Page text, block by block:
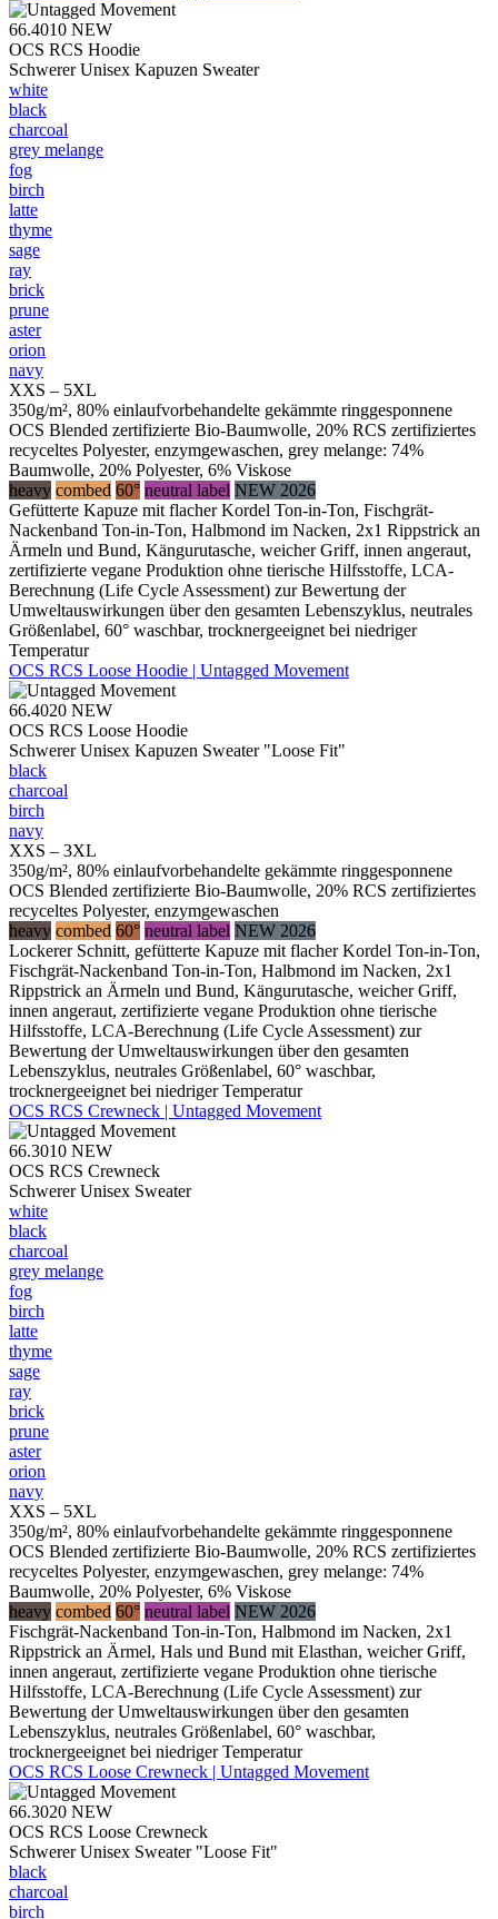
66.4010 NEW
OCS RCS Hoodie
Schwerer Unisex Kapuzen Sweater
white
black
charcoal
grey melange
fog
birch
latte
thyme
sage
ray
brick
prune
aster
orion
navy
XXS – 5XL
350g/m², 80% einlaufvorbehandelte gekämmte ringgesponnene
OCS Blended zertifizierte Bio-Baumwolle, 20% RCS zertifiziertes
recyceltes Polyester, enzymgewaschen, grey melange: 74%
Baumwolle, 20% Polyester, 6% Viskose
heavy combed 60° neutral label NEW 2026
Gefütterte Kapuze mit flacher Kordel Ton-in-Ton, Fischgrät-
Nackenband Ton-in-Ton, Halbmond im Nacken, 2x1 Rippstrick an
Ärmeln und Bund, Kängurutasche, weicher Griff, innen angeraut,
zertifizierte vegane Produktion ohne tierische Hilfsstoffe, LCA-
Berechnung (Life Cycle Assessment) zur Bewertung der
Umweltauswirkungen über den gesamten Lebenszyklus, neutrales
Größenlabel, 60° waschbar, trocknergeeignet bei niedriger
Temperatur
OCS RCS Loose Hoodie | Untagged Movement
66.4020 NEW
OCS RCS Loose Hoodie
Schwerer Unisex Kapuzen Sweater "Loose Fit"
black
charcoal
birch
navy
XXS – 3XL
350g/m², 80% einlaufvorbehandelte gekämmte ringgesponnene
OCS Blended zertifizierte Bio-Baumwolle, 20% RCS zertifiziertes
recyceltes Polyester, enzymgewaschen
heavy combed 60° neutral label NEW 2026
Lockerer Schnitt, gefütterte Kapuze mit flacher Kordel Ton-in-Ton,
Fischgrät-Nackenband Ton-in-Ton, Halbmond im Nacken, 2x1
Rippstrick an Ärmeln und Bund, Kängurutasche, weicher Griff,
innen angeraut, zertifizierte vegane Produktion ohne tierische
Hilfsstoffe, LCA-Berechnung (Life Cycle Assessment) zur
Bewertung der Umweltauswirkungen über den gesamten
Lebenszyklus, neutrales Größenlabel, 60° waschbar,
trocknergeeignet bei niedriger Temperatur
OCS RCS Crewneck | Untagged Movement
66.3010 NEW
OCS RCS Crewneck
Schwerer Unisex Sweater
white
black
charcoal
grey melange
fog
birch
latte
thyme
sage
ray
brick
prune
aster
orion
navy
XXS – 5XL
350g/m², 80% einlaufvorbehandelte gekämmte ringgesponnene
OCS Blended zertifizierte Bio-Baumwolle, 20% RCS zertifiziertes
recyceltes Polyester, enzymgewaschen, grey melange: 74%
Baumwolle, 20% Polyester, 6% Viskose
heavy combed 60° neutral label NEW 2026
Fischgrät-Nackenband Ton-in-Ton, Halbmond im Nacken, 2x1
Rippstrick an Ärmel, Hals und Bund mit Elasthan, weicher Griff,
innen angeraut, zertifizierte vegane Produktion ohne tierische
Hilfsstoffe, LCA-Berechnung (Life Cycle Assessment) zur
Bewertung der Umweltauswirkungen über den gesamten
Lebenszyklus, neutrales Größenlabel, 60° waschbar,
trocknergeeignet bei niedriger Temperatur
OCS RCS Loose Crewneck | Untagged Movement
66.3020 NEW
OCS RCS Loose Crewneck
Schwerer Unisex Sweater "Loose Fit"
black
charcoal
birch